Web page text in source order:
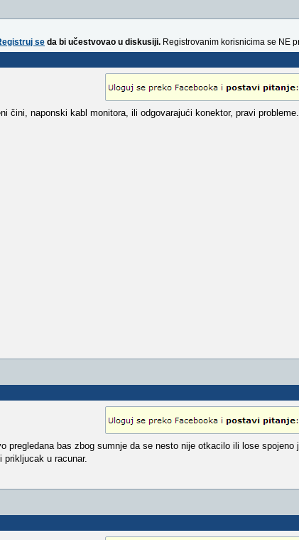
se da bi učestvovao u diskusiji. Registrovanim korisnicima se NE
čini, naponski kabl monitora, ili odgovarajući konektor, pravi probleme.
pregledana bas zbog sumnje da se nesto nije otkacilo ili lose spojeno
prikljucak u racunar.